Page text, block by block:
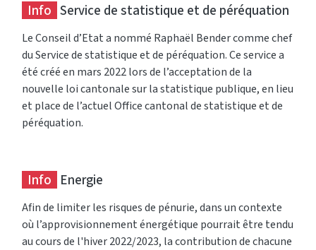
Info Service de statistique et de péréquation
Le Conseil d’Etat a nommé Raphaël Bender comme chef
du Service de statistique et de péréquation. Ce service a
été créé en mars 2022 lors de l’acceptation de la
nouvelle loi cantonale sur la statistique publique, en lieu
et place de l’actuel Office cantonal de statistique et de
péréquation.
Info Energie
Afin de limiter les risques de pénurie, dans un contexte
où l’approvisionnement énergétique pourrait être tendu
au cours de l'hiver 2022/2023, la contribution de chacune